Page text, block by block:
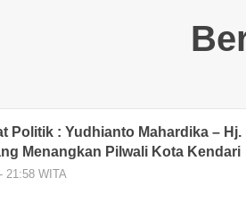
Politik : Yudhianto Mahardika –
Menangkan Pilwali Kota Kendari
21:58 WITA